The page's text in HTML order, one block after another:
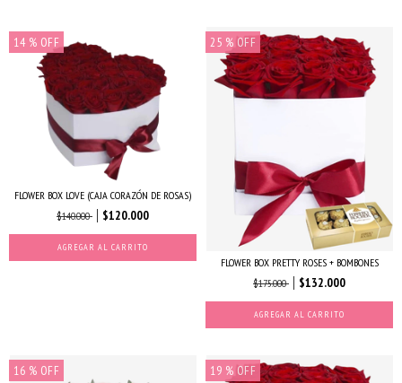
14% OFF
FLOWER BOX LOVE (CAJA CORAZÓN DE ROSAS)
$140.000
$120.000
AGREGAR AL CARRITO
25 % OFF
FLOWER BOX PRETTY ROSES + BOMBONES
$175.000
$132.000
AGREGAR AL CARRITO
16 % OFF 19 % OFF